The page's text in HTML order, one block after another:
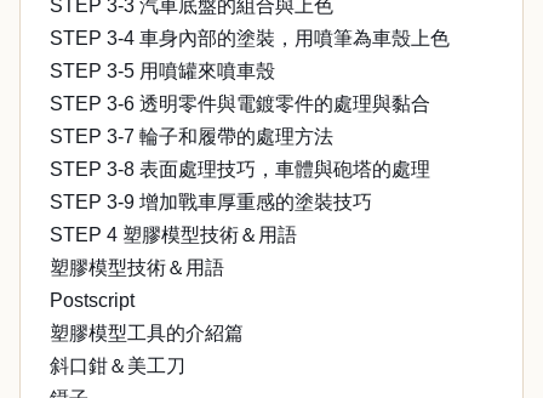
STEP 3-3 汽車底盤的組合與上色
STEP 3-4 車身內部的塗裝，用噴筆為車殼上色
STEP 3-5 用噴罐來噴車殼
STEP 3-6 透明零件與電鍍零件的處理與黏合
STEP 3-7 輪子和履帶的處理方法
STEP 3-8 表面處理技巧，車體與砲塔的處理
STEP 3-9 增加戰車厚重感的塗裝技巧
STEP 4 塑膠模型技術＆用語
塑膠模型技術＆用語
Postscript
塑膠模型工具的介紹篇
斜口鉗＆美工刀